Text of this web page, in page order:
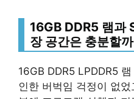
16GB DDR5 램과
장 공간은 충분할
16GB DDR5 LPDDR5
인한 버벅임 걱정이 없